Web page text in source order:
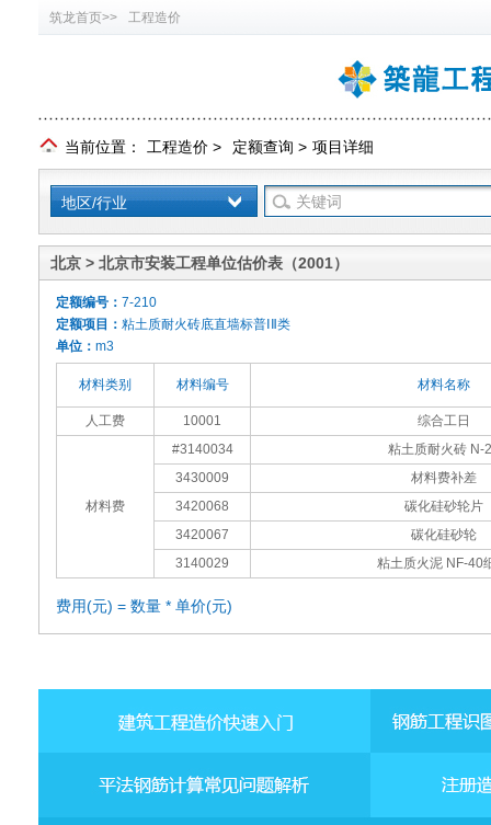
筑龙首页>> 工程造价
当前位置： 工程造价 > 定额查询 > 项目详细
地区/行业
北京 > 北京市安装工程单位估价表（2001）
定额编号： 7-210
定额项目： 粘土质耐火砖底直墙标普ⅠⅡ类
单位： m3
材料类别 材料编号 材料名称
人工费 10001 综合工日
材料费
#3140034
粘土质耐火砖 N-
3430009
材料费补差
3420068
碳化硅砂轮片
3420067
碳化硅砂轮
3140029
粘土质火泥 NF-40
费用(元) = 数量 * 单价(元)